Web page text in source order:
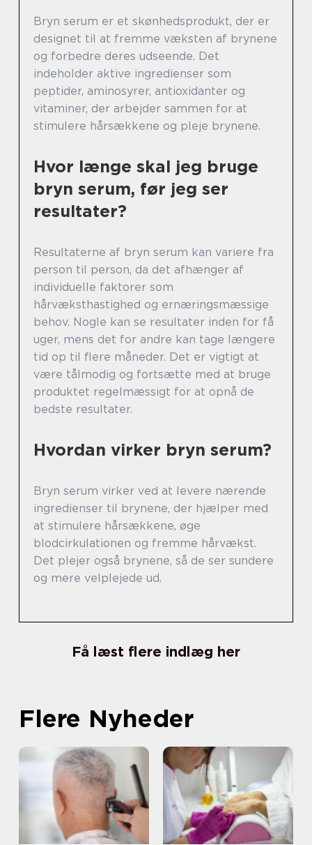
Bryn serum er et skønhedsprodukt, der er
designet til at fremme væksten af brynene
og forbedre deres udseende. Det
indeholder aktive ingredienser som
peptider, aminosyrer, antioxidanter og
vitaminer, der arbejder sammen for at
stimulere hårsækkene og pleje brynene.
Hvor længe skal jeg bruge
bryn serum, før jeg ser
resultater?
Resultaterne af bryn serum kan variere fra
person til person, da det afhænger af
individuelle faktorer som
hårvæksthastighed og ernæringsmæssige
behov. Nogle kan se resultater inden for få
uger, mens det for andre kan tage længere
tid op til flere måneder. Det er vigtigt at
være tålmodig og fortsætte med at bruge
produktet regelmæssigt for at opnå de
bedste resultater.
Hvordan virker bryn serum?
Bryn serum virker ved at levere nærende
ingredienser til brynene, der hjælper med
at stimulere hårsækkene, øge
blodcirkulationen og fremme hårvækst.
Det plejer også brynene, så de ser sundere
og mere velplejede ud.
Få læst flere indlæg her
Flere Nyheder